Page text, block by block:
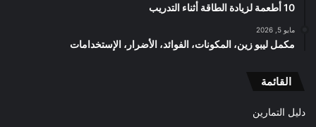
10 أطعمة لزيادة الطاقة أثناء التدريب
مايو 5, 2026
مكمل ليبو زين، المكونات، الفوائد، الأضرار، الإستخدامات
القائمة
دليل التمارين